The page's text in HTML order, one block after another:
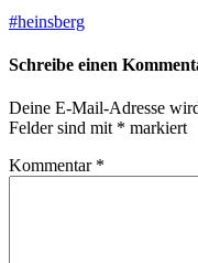
#heinsberg
Schreibe einen
Deine E-Mail-Adresse
Felder sind mit * markiert
Kommentar *